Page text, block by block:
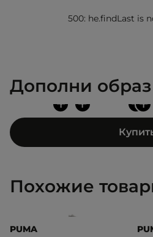
500: he.findLast is
Дополни образ
+
+ +
+
Похожие
PUMA